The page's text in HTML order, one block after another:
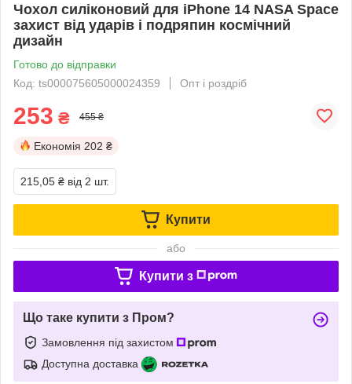
Чохол силіконовий для iPhone 14 NASA Space
захист від ударів і подряпин космічний
дизайн
Готово до відправки
Код: ts000075605000024359
Опт і роздріб
253 ₴ 455 ₴
Економія 202 ₴
215,05 ₴ від 2 шт.
Купити
або
Купити з
Що таке купити з Пром?
Замовлення під захистом
Доступна доставка